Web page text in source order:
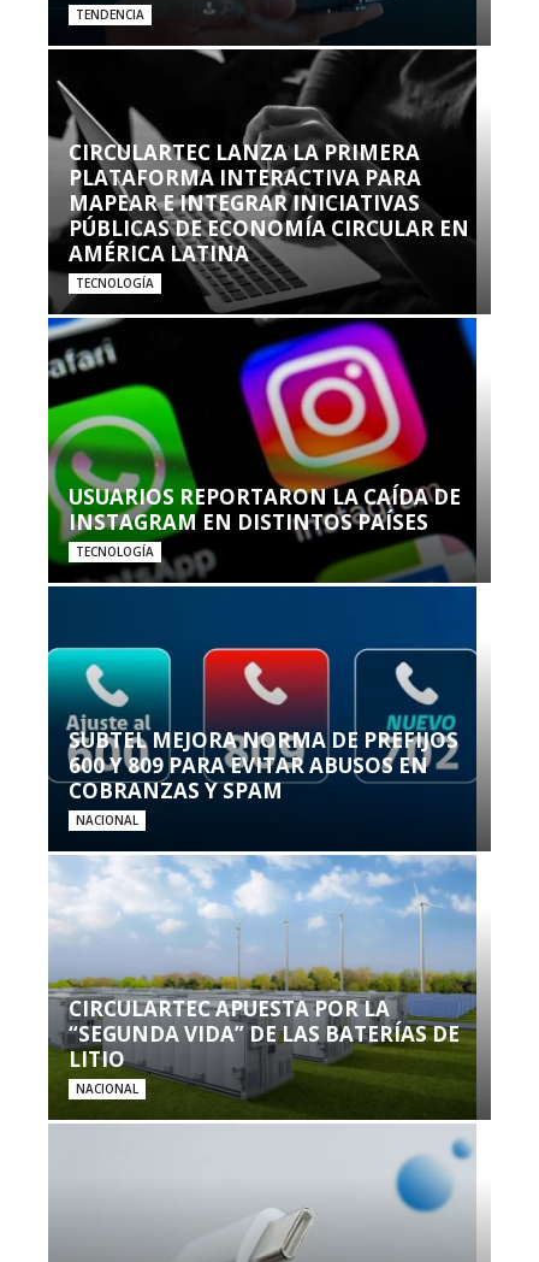
TENDENCIA
CIRCULARTEC LANZA LA PRIMERA
PLATAFORMA INTERACTIVA PARA
MAPEAR E INTEGRAR INICIATIVAS
PÚBLICAS DE ECONOMÍA CIRCULAR EN
AMÉRICA LATINA
TECNOLOGÍA
USUARIOS REPORTARON LA CAÍDA DE
INSTAGRAM EN DISTINTOS PAÍSES
TECNOLOGÍA
SUBTEL MEJORA NORMA DE PREFIJOS
600 Y 809 PARA EVITAR ABUSOS EN
COBRANZAS Y SPAM
NACIONAL
CIRCULARTEC APUESTA POR LA
“SEGUNDA VIDA” DE LAS BATERÍAS DE
LITIO
NACIONAL